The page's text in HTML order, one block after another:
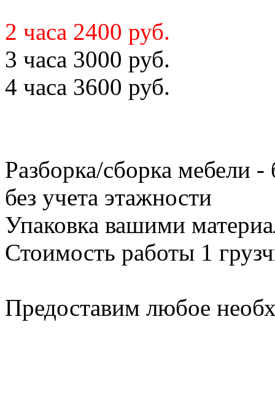
2 часа 2400 руб.
3 часа 3000 руб.
4 часа 3600 руб.
Разборка/сборка мебели -
без учета этажности
Упаковка вашими
Стоимость работы 1
Предоставим любое